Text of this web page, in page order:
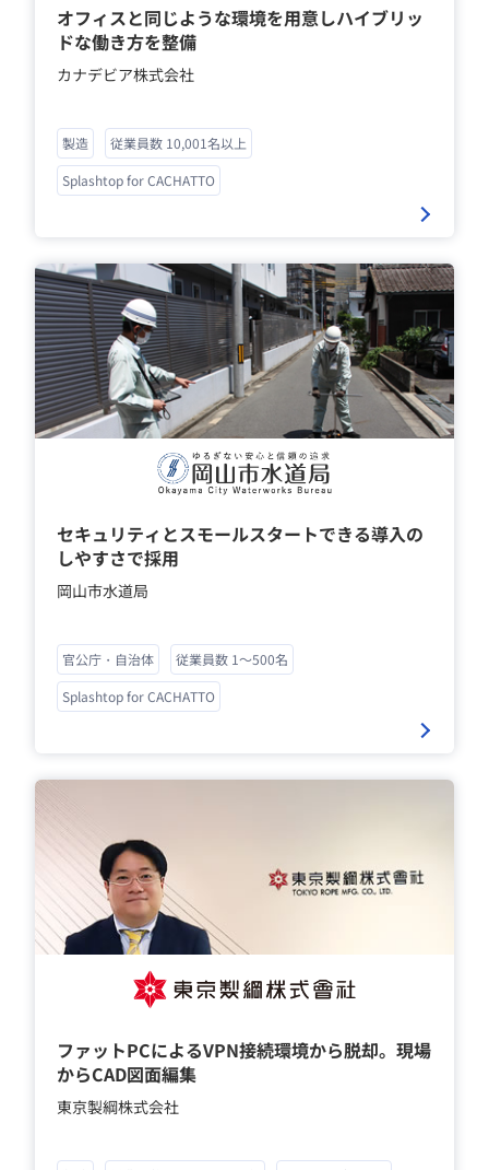
オフィスと同じような環境を用意しハイブリッ
ドな働き方を整備
カナデビア株式会社
製造
従業員数 10,001名以上
Splashtop for CACHATTO
セキュリティとスモールスタートできる導入の
しやすさで採用
岡山市水道局
官公庁・自治体
従業員数 1～500名
Splashtop for CACHATTO
ファットPCによるVPN接続環境から脱却。現場
からCAD図面編集
東京製綱株式会社